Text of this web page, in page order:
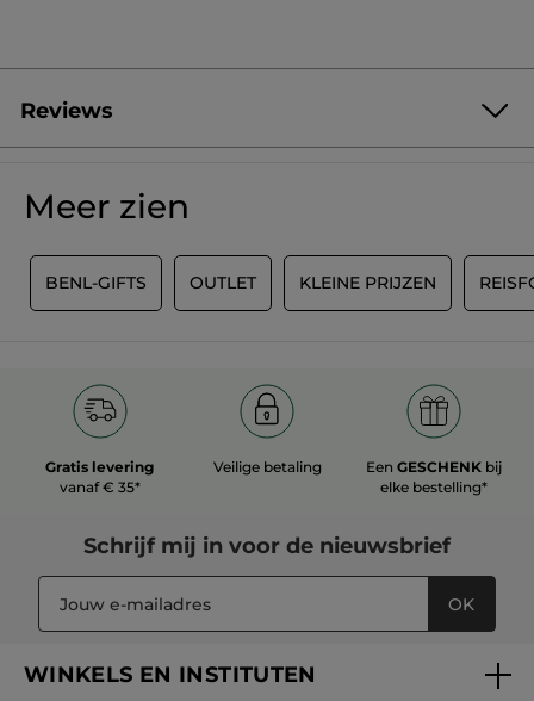
Reviews
Geen
REVIEW TOEVOEGEN
Meer zien
BENL-GIFTS OUTLET KLEINE PRIJZEN
Gratis levering
vanaf € 35*
Veilige betaling EenGESCHENK bij
elke bestelling*
Schrijf mij in voor de nieuwsbrief
OK
WINKELS EN INSTITUTEN